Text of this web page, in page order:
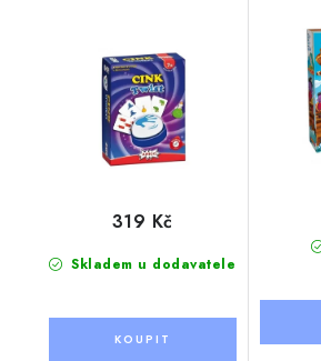
Skladem u dodavatele
319 Kč